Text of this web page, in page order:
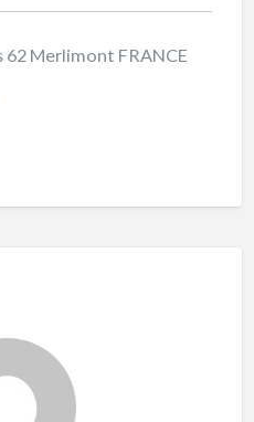
62 Merlimont FRANCE